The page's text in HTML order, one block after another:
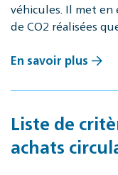
véhicules. Il met en
de CO2 réalisées
En savoir plus
Liste de
achats